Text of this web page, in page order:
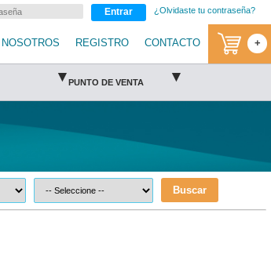
Entrar ¿Olvidaste tu contraseña?
NOSOTROS REGISTRO CONTACTO +
▾ PUNTO DE VENTA ▾
Buscar